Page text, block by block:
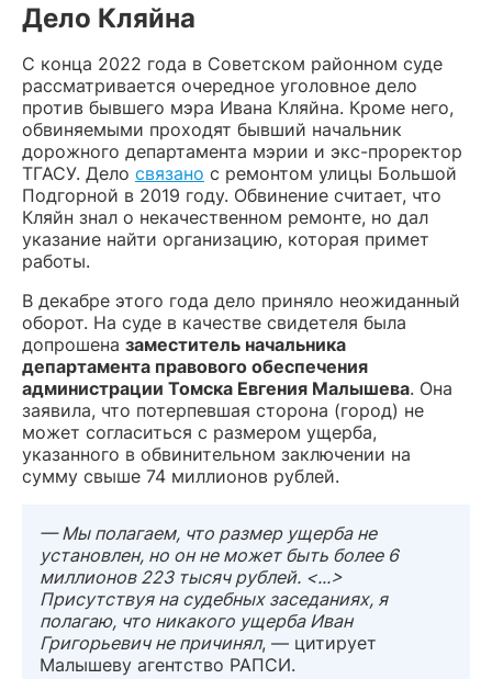
Дело Кляйна
С конца 2022 года в Советском районном суде
рассматривается очередное уголовное дело
против бывшего мэра Ивана Кляйна. Кроме него,
обвиняемыми проходят бывший начальник
дорожного департамента мэрии и экс-проректор
ТГАСУ. Дело связано с ремонтом улицы Большой
Подгорной в 2019 году. Обвинение считает, что
Кляйн знал о некачественном ремонте, но дал
указание найти организацию, которая примет
работы.
В декабре этого года дело приняло неожиданный
оборот. На суде в качестве свидетеля была
допрошена заместитель начальника
департамента правового обеспечения
администрации Томска Евгения Малышева. Она
заявила, что потерпевшая сторона (город) не
может согласиться с размером ущерба,
указанного в обвинительном заключении на
сумму свыше 74 миллионов рублей.
— Мы полагаем, что размер ущерба не
установлен, но он не может быть более 6
миллионов 223 тысяч рублей. <...>
Присутствуя на судебных заседаниях, я
полагаю, что никакого ущерба Иван
Григорьевич не причинял, — цитирует
Малышеву агентство РАПСИ.